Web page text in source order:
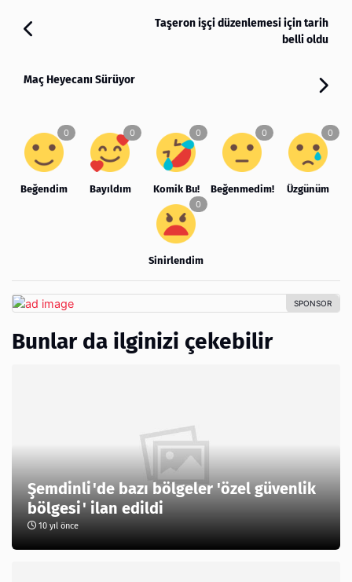
Taşeron işçi düzenlemesi için tarih
belli oldu
Maç Heyecanı Sürüyor
Beğendim Bayıldım Komik Bu! Beğenmedim! Üzgünüm
Sinirlendim
Bunlar da ilginizi çekebilir
Şemdinli'de bazı bölgeler 'özel güvenlik
bölgesi' ilan edildi
10 yıl önce